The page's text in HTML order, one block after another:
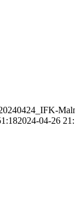
2024-04-26